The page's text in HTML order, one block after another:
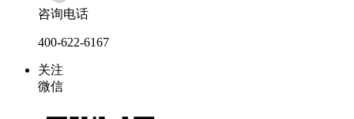
咨询电话
400-622-6167
关注
微信